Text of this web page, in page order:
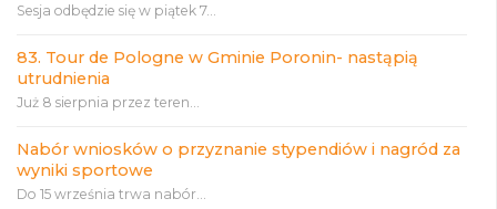
Sesja odbędzie się w piątek 7...
83. Tour de Pologne w Gminie Poronin- nastąpią
utrudnienia
Już 8 sierpnia przez teren...
Nabór wniosków o przyznanie stypendiów i nagród za
wyniki sportowe
Do 15 września trwa nabór...